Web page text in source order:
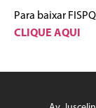
Para baixar
CLIQUE AQUI